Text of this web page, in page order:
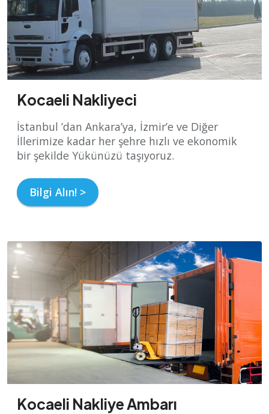
Kocaeli Nakliyeci
İstanbul ’dan Ankara’ya, İzmir’e ve Diğer
İllerimize kadar her şehre hızlı ve ekonomik
bir şekilde Yükünüzü taşıyoruz.
Bilgi Alın! >
Kocaeli Nakliye Ambarı